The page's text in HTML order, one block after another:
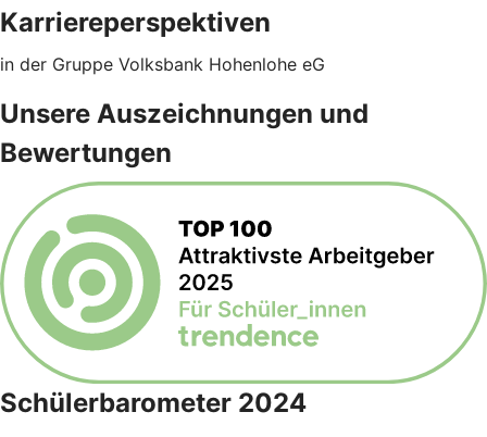
Karriereperspektiven
in der Gruppe Volksbank Hohenlohe eG
Unsere Auszeichnungen und
Bewertungen
Schülerbarometer 2024